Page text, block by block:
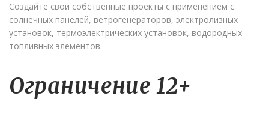
Создайте свои собственные проекты с применением с
солнечных панелей, ветрогенераторов, электролизных
установок, термоэлектрических установок, водородных
топливных элементов.
Ограничение 12+